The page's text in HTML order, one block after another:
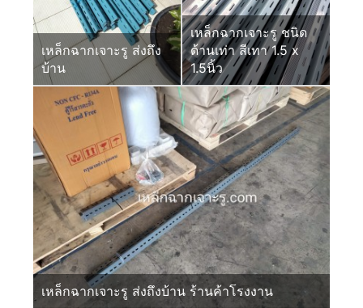
เหล็กฉากเจาะรู ส่งถึง
บ้าน
เหล็กฉากเจาะรู ชนิด
ด้านเท่า สีเทา 1.5 x
1.5นิ้ว
เหล็กฉากเจาะรู ส่งถึงบ้าน ร้านค้าโรงงาน